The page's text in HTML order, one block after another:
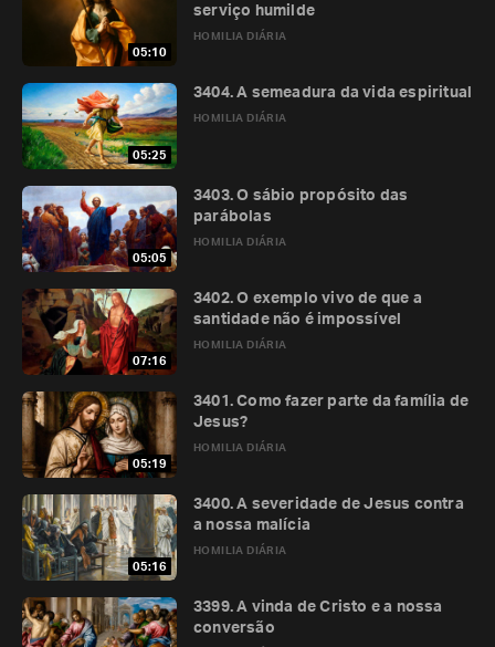
05:10
HOMILIA DIÁRIA
serviço humilde
05:25
HOMILIA DIÁRIA
3404. A semeadura da vida espiritual
05:05
HOMILIA DIÁRIA
3403. O sábio propósito das
parábolas
07:16
HOMILIA DIÁRIA
3402. O exemplo vivo de que a
santidade não é impossível
05:19
HOMILIA DIÁRIA
3401. Como fazer parte da família de
Jesus?
05:16
HOMILIA DIÁRIA
3400. A severidade de Jesus contra
a nossa malícia
3399. A vinda de Cristo e a nossa
conversão